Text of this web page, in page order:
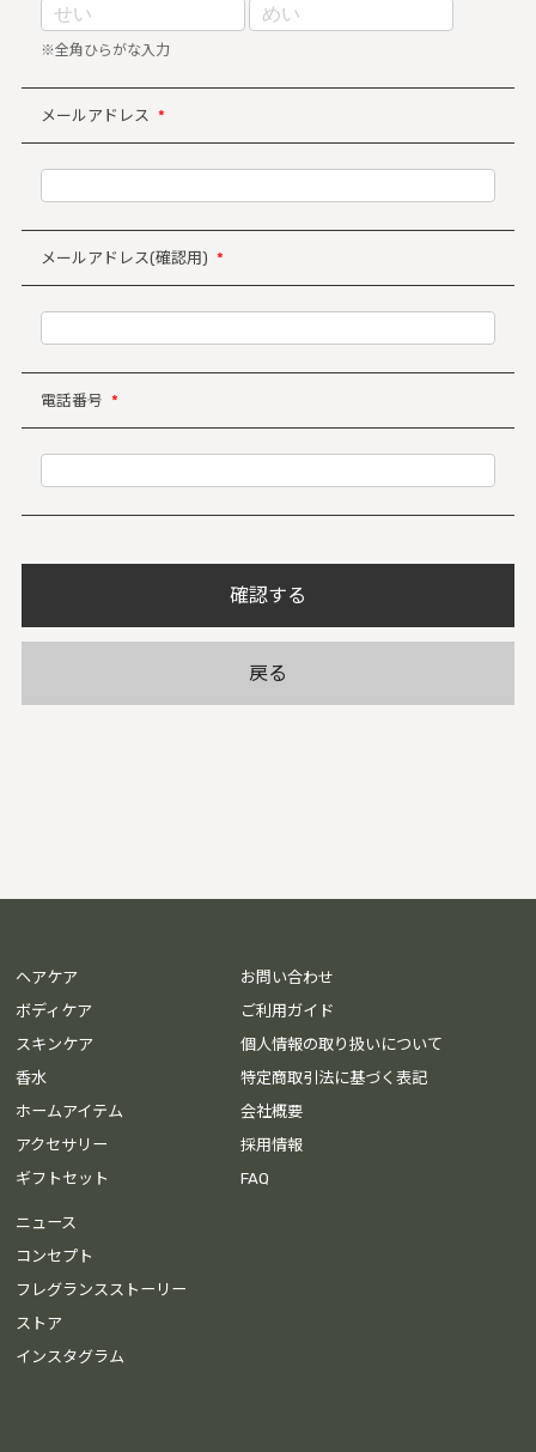
※全角ひらがな入力
メールアドレス *
メールアドレス(確認用) *
電話番号 *
確認する
戻る
ヘアケア
ボディケア
スキンケア
香水
ホームアイテム
アクセサリー
ギフトセット
ニュース
コンセプト
フレグランスストーリー
ストア
インスタグラム
お問い合わせ
ご利用ガイド
個人情報の取り扱いについて
特定商取引法に基づく表記
会社概要
採用情報
FAQ